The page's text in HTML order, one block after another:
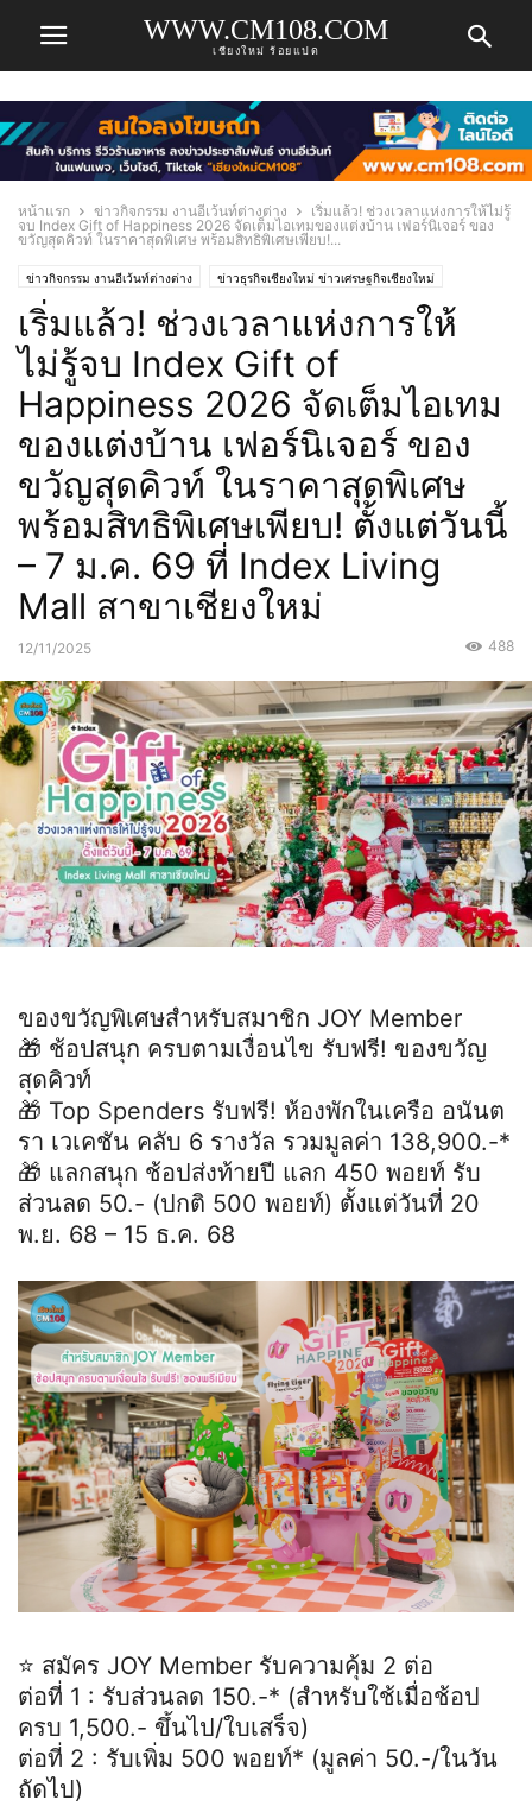
WWW.CM108.COM
เชียงใหม่ ร้อยแปด
หน้าแรก ข่าวกิจกรรม งานอีเว้นท์ต่างต่าง
เริ่มแล้ว! ช่วงเวลาแห่งการให้ไม่รู้
จบ Index Gift of Happiness 2026 จัดเต็มไอเทมของแต่งบ้าน เฟอร์นิเจอร์ ของ
ขวัญสุดคิวท์ ในราคาสุดพิเศษ พร้อมสิทธิพิเศษเพียบ!...
ข่าวกิจกรรม งานอีเว้นท์ต่างต่าง ข่าวธุรกิจเชียงใหม่ ข่าวเศรษฐกิจเชียงใหม่
เริ่มแล้ว! ช่วงเวลาแห่งการให้
ไม่รู้จบ Index Gift of
Happiness 2026 จัดเต็มไอเทม
ของแต่งบ้าน เฟอร์นิเจอร์ ของ
ขวัญสุดคิวท์ ในราคาสุดพิเศษ
พร้อมสิทธิพิเศษเพียบ! ตั้งแต่วันนี้
– 7 ม.ค. 69 ที่ Index Living
Mall สาขาเชียงใหม่
12/11/2025 488
ของขวัญพิเศษสำหรับสมาชิก JOY Member
🎁 ช้อปสนุก ครบตามเงื่อนไข รับฟรี! ของขวัญ
สุดคิวท์
🎁 Top Spenders รับฟรี! ห้องพักในเครือ อนันต
รา เวเคชัน คลับ 6 รางวัล รวมมูลค่า 138,900.-*
🎁 แลกสนุก ช้อปส่งท้ายปี แลก 450 พอยท์ รับ
ส่วนลด 50.- (ปกติ 500 พอยท์) ตั้งแต่วันที่ 20
พ.ย. 68 – 15 ธ.ค. 68
⭐️ สมัคร JOY Member รับความคุ้ม 2 ต่อ
ต่อที่ 1 : รับส่วนลด 150.-* (สำหรับใช้เมื่อช้อป
ครบ 1,500.- ขึ้นไป/ใบเสร็จ)
ต่อที่ 2 : รับเพิ่ม 500 พอยท์* (มูลค่า 50.-/ในวัน
ถัดไป)